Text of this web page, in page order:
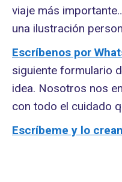
viaje más
una ilustración
Escríbenos por
siguiente formulario
idea. Nosotros nos
con todo el cuidado
Escríbeme y lo